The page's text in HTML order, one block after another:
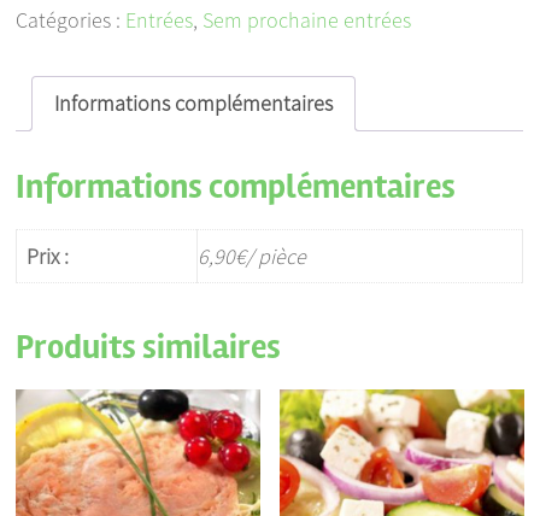
Catégories : Entrées, Sem prochaine entrées
Informations complémentaires
Informations complémentaires
Prix : 6,90€/ pièce
Produits similaires